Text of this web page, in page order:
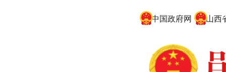
中国政府网 山西省